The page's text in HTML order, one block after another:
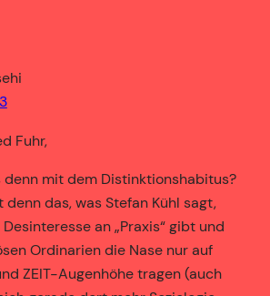
Fuhr,
mit dem Distinktionshabitus?
denn das, was Stefan Kühl sagt,
an „Praxis“ gibt und
Ordinarien die Nase nur auf
ZEIT-Augenhöhe tragen (auch